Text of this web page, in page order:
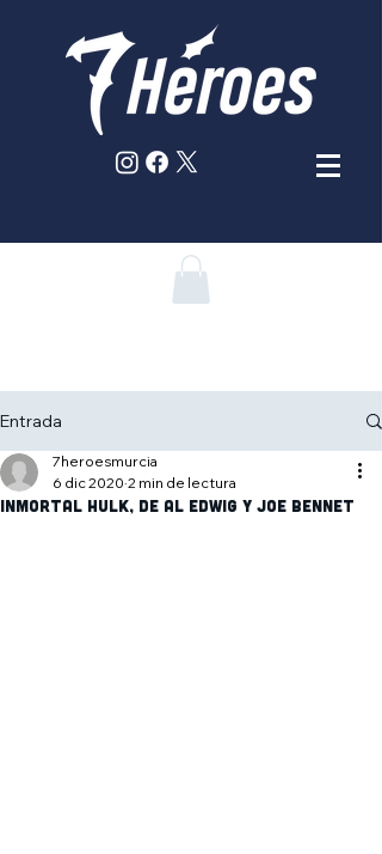
Entrada
Inmortal Hulk, de Al Edwig y Joe Bennet
7heroesmurcia
6 dic 2020 2 min de lectura